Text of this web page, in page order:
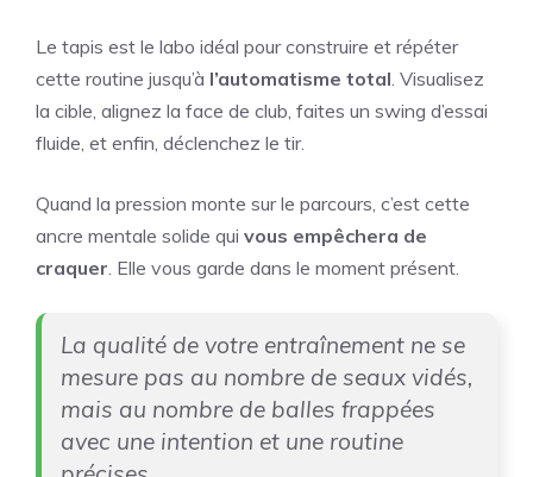
Le tapis est le labo idéal pour construire et répéter
cette routine jusqu’à l’automatisme total. Visualisez
la cible, alignez la face de club, faites un swing d’essai
fluide, et enfin, déclenchez le tir.
Quand la pression monte sur le parcours, c’est cette
ancre mentale solide qui vous empêchera de
craquer. Elle vous garde dans le moment présent.
La qualité de votre entraînement ne se
mesure pas au nombre de seaux vidés,
mais au nombre de balles frappées
avec une intention et une routine